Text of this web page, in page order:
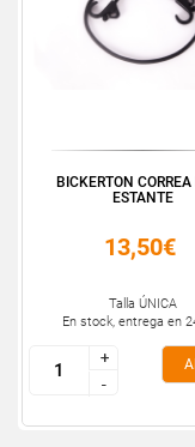
BICKERTON CORREA
ESTANTE
13,50€
Talla ÚNICA
En stock, entrega en
+
-
+
-